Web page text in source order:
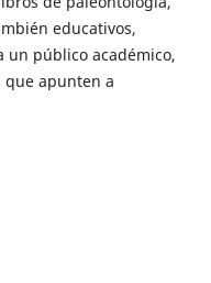
educativos,
un público académico,
que apunten a